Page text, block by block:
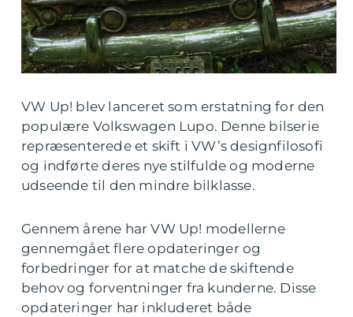
VW Up! blev lanceret som erstatning for den
populære Volkswagen Lupo. Denne bilserie
repræsenterede et skift i VW’s designfilosofi
og indførte deres nye stilfulde og moderne
udseende til den mindre bilklasse.
Gennem årene har VW Up! modellerne
gennemgået flere opdateringer og
forbedringer for at matche de skiftende
behov og forventninger fra kunderne. Disse
opdateringer har inkluderet både